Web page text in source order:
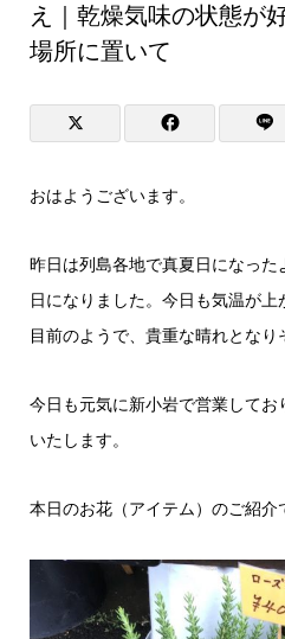
え｜乾燥気味の状態が
場所に置いて
おはようございます。
昨日は列島各地で真夏日になっ
日になりました。今日も気温が
目前のようで、貴重な晴れとなり
今日も元気に新小岩で営業して
いたします。
本日のお花（アイテム）のご紹介